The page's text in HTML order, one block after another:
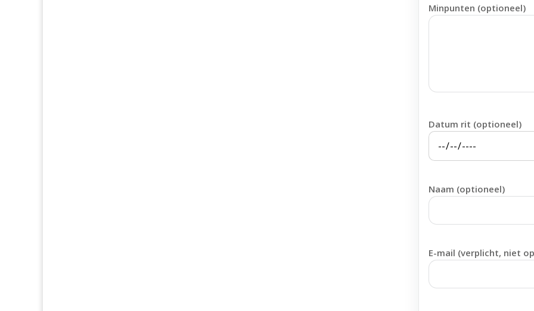
Minpunten (optioneel)
Datum rit (optioneel)
Naam (optioneel)
E-mail (verplicht, niet